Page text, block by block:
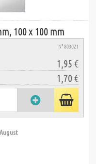
100 x 100 mm
N° 803021
1,95 €
1,70 €